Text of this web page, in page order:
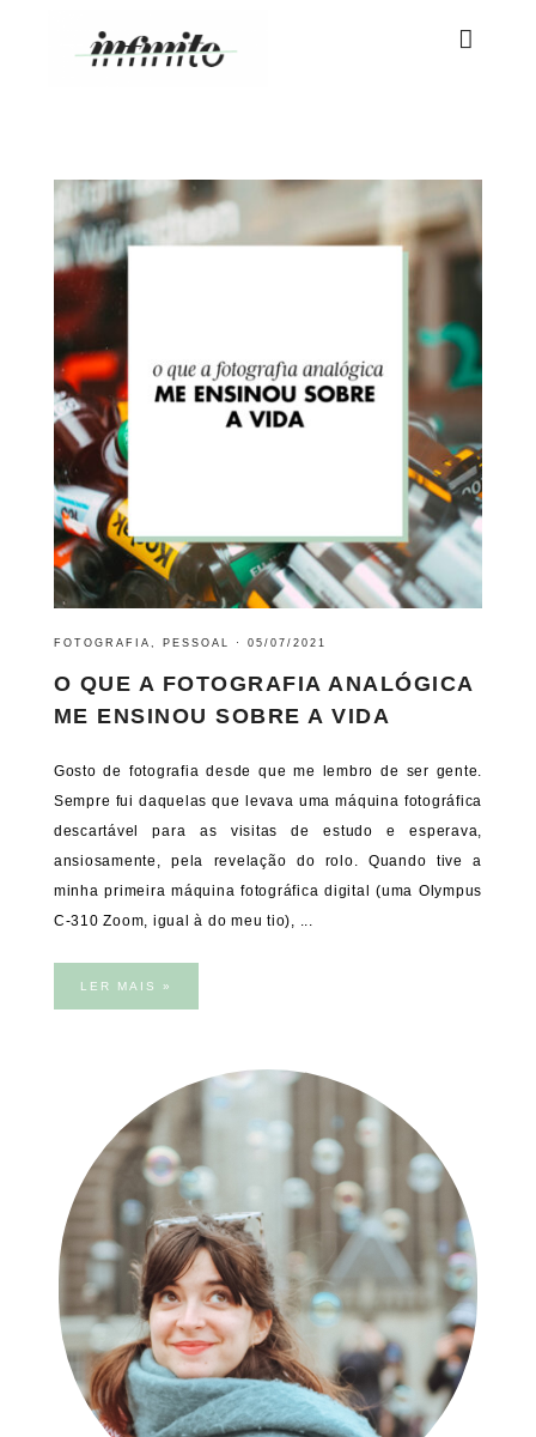
FOTOGRAFIA , PESSOAL · 05/07/2021
O QUE A FOTOGRAFIA ANALÓGICA
ME ENSINOU SOBRE A VIDA
Gosto de fotografia desde que me lembro de ser gente.
Sempre fui daquelas que levava uma máquina fotográfica
descartável para as visitas de estudo e esperava,
ansiosamente, pela revelação do rolo. Quando tive a
minha primeira máquina fotográfica digital (uma Olympus
C-310 Zoom, igual à do meu tio), ...
LER MAIS »